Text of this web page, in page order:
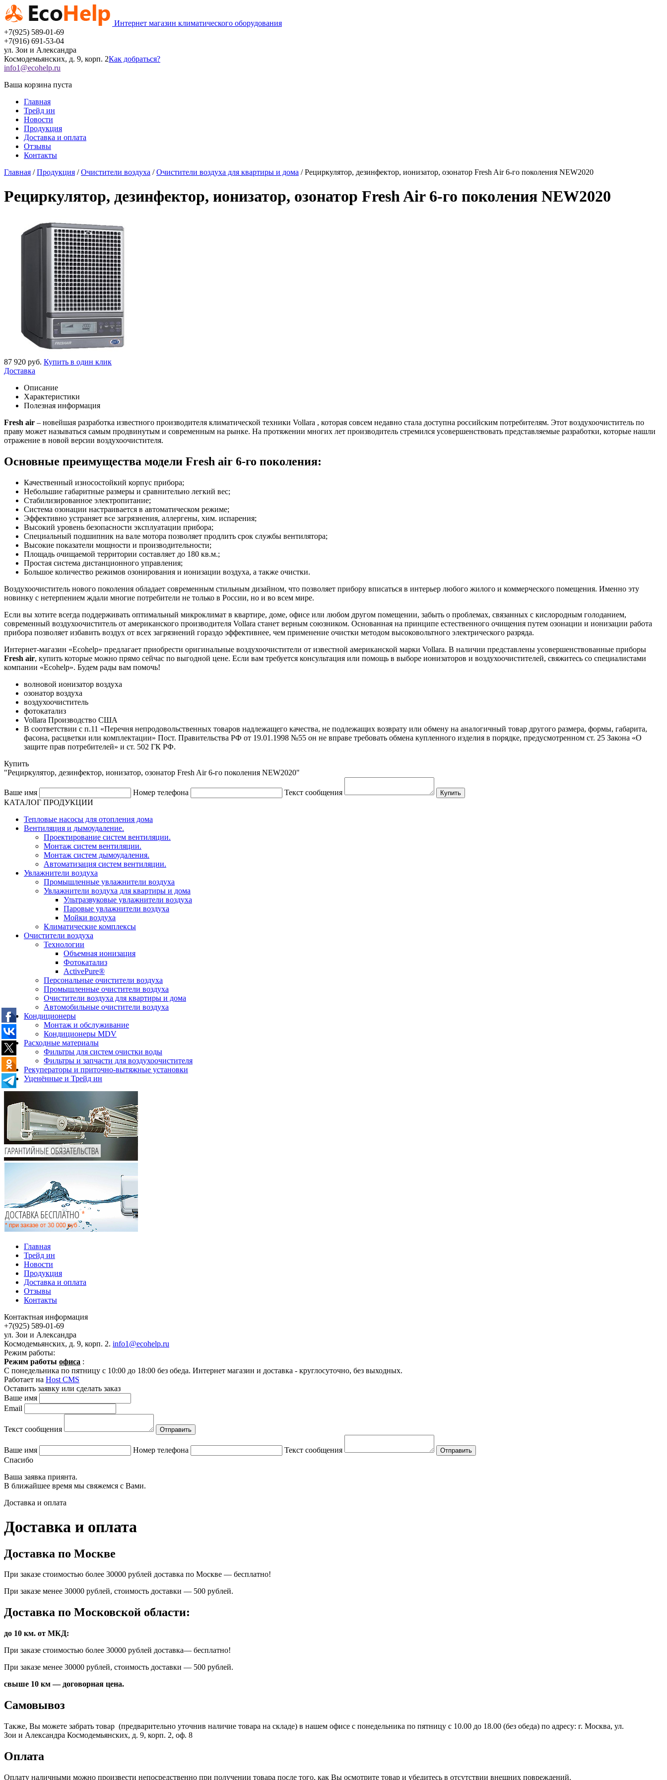
Интернет магазин климатического оборудования
+7(925) 589-01-69
+7(916) 691-53-04
ул. Зои и Александра
Космодемьянских, д. 9, корп. 2Как добраться?
info1@ecohelp.ru
Ваша корзина пуста
Главная
Трейд ин
Новости
Продукция
Доставка и оплата
Отзывы
Контакты
Главная /Продукция /Очистители воздуха /Очистители воздуха для квартиры и дома /Рециркулятор, дезинфектор, ионизатор, озонатор Fresh Air 6-го поколения NEW2020
Рециркулятор, дезинфектор, ионизатор, озонатор Fresh Air 6-го поколения NEW2020
87 920 руб. Купить в один клик
Доставка
Описание
Характеристики
Полезная информация
Fresh air – новейшая разработка известного производителя климатической техники Vollara , которая совсем недавно стала доступна российским потребителям. Этот воздухоочиститель по
праву может называться самым продвинутым и современным на рынке. На протяжении многих лет производитель стремился усовершенствовать представляемые разработки, которые нашли
отражение в новой версии воздухоочистителя.
Основные преимущества модели Fresh air 6-го поколения:
Качественный износостойкий корпус прибора;
Небольшие габаритные размеры и сравнительно легкий вес;
Стабилизированное электропитание;
Система озонации настраивается в автоматическом режиме;
Эффективно устраняет все загрязнения, аллергены, хим. испарения;
Высокий уровень безопасности эксплуатации прибора;
Специальный подшипник на вале мотора позволяет продлить срок службы вентилятора;
Высокие показатели мощности и производительности;
Площадь очищаемой территории составляет до 180 кв.м.;
Простая система дистанционного управления;
Большое количество режимов озонирования и ионизации воздуха, а также очистки.
Воздухоочиститель нового поколения обладает современным стильным дизайном, что позволяет прибору вписаться в интерьер любого жилого и коммерческого помещения. Именно эту
новинку с нетерпением ждали многие потребители не только в России, но и во всем мире.
Если вы хотите всегда поддерживать оптимальный микроклимат в квартире, доме, офисе или любом другом помещении, забыть о проблемах, связанных с кислородным голоданием,
современный воздухоочиститель от американского производителя Vollara станет верным союзником. Основанная на принципе естественного очищения путем озонации и ионизации работа
прибора позволяет избавить воздух от всех загрязнений гораздо эффективнее, чем применение очистки методом высоковольтного электрического разряда.
Интернет-магазин «Ecohelp» предлагает приобрести оригинальные воздухоочистители от известной американской марки Vollara. В наличии представлены усовершенствованные приборы
Fresh air, купить которые можно прямо сейчас по выгодной цене. Если вам требуется консультация или помощь в выборе ионизаторов и воздухоочистителей, свяжитесь со специалистами
компании «Ecohelp». Будем рады вам помочь!
волновой ионизатор воздуха
озонатор воздуха
воздухоочиститель
фотокатализ
Vollara Производство США
В соответствии с п.11 «Перечня непродовольственных товаров надлежащего качества, не подлежащих возврату или обмену на аналогичный товар другого размера, формы, габарита,
фасона, расцветки или комплектации» Пост. Правительства РФ от 19.01.1998 №55 он не вправе требовать обмена купленного изделия в порядке, предусмотренном ст. 25 Закона «О
защите прав потребителей» и ст. 502 ГК РФ.
Купить
"Рециркулятор, дезинфектор, ионизатор, озонатор Fresh Air 6-го поколения NEW2020"
Ваше имя Номер телефона
Текст сообщения
КАТАЛОГ ПРОДУКЦИИ
Тепловые насосы для отопления дома
Вентиляция и дымоудаление.
Проектирование систем вентиляции.
Монтаж систем вентиляции.
Монтаж систем дымоудаления.
Автоматизация систем вентиляции.
Увлажнители воздуха
Промышленные увлажнители воздуха
Увлажнители воздуха для квартиры и дома
Ультразвуковые увлажнители воздуха
Паровые увлажнители воздуха
Мойки воздуха
Климатические комплексы
Очистители воздуха
Технологии
Объемная ионизация
Фотокатализ
ActivePure®
Персональные очистители воздуха
Промышленные очистители воздуха
Очистители воздуха для квартиры и дома
Автомобильные очистители воздуха
Кондиционеры
Монтаж и обслуживание
Кондиционеры MDV
Расходные материалы
Фильтры для систем очистки воды
Фильтры и запчасти для воздухоочистителя
Рекуператоры и приточно-вытяжные установки
Уценённые и Трейд ин
Главная
Трейд ин
Новости
Продукция
Доставка и оплата
Отзывы
Контакты
Контактная информация
+7(925) 589-01-69
ул. Зои и Александра
Космодемьянских, д. 9, корп. 2. info1@ecohelp.ru
Режим работы:
Режим работы офиса :
C понедельника по пятницу с 10:00 до 18:00 без обеда. Интернет магазин и доставка - круглосуточно, без выходных.
Работает на Host CMS
Оставить заявку или сделать заказ
Ваше имя
Email
Текст сообщения
Ваше имя Номер телефона
Текст сообщения
Спасибо
Ваша заявка приянта.
В ближайшее время мы свяжемся с Вами.
Доставка и оплата
Доставка и оплата
Доставка по Москве
При заказе стоимостью более 30000 рублей доставка по Москве — бесплатно!
При заказе менее 30000 рублей, стоимость доставки — 500 рублей.
Доставка по Московской области:
до 10 км. от МКД:
При заказе стоимостью более 30000 рублей доставка— бесплатно!
При заказе менее 30000 рублей, стоимость доставки — 500 рублей.
свыше 10 км — договорная цена.
Самовывоз
Также, Вы можете забрать товар (предварительно уточнив наличие товара на складе) в нашем офисе с понедельника по пятницу с 10.00 до 18.00 (без обеда) по адресу: г. Москва, ул.
Зои и Александра Космодемьянских, д. 9, корп. 2, оф. 8
Оплата
Оплату наличными можно произвести непосредственно при получении товара после того, как Вы осмотрите товар и убедитесь в отсутствии внешних повреждений.